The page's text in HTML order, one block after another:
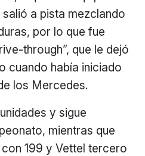
a pista mezclando
por lo que fue
through”, que le dejó
cuando había iniciado
los Mercedes.
y sigue
mientras que
199 y Vettel tercero